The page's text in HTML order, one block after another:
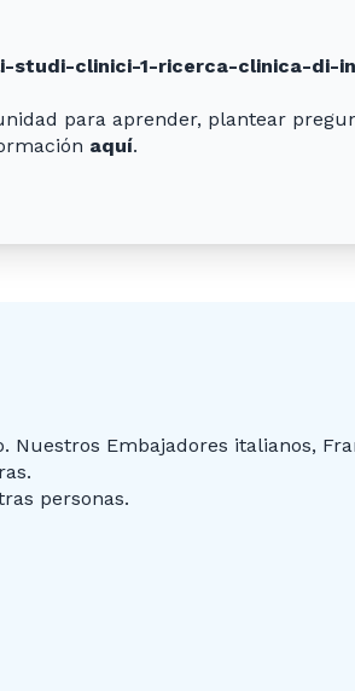
studi-clinici-1-ricerca-clinica-di-
para aprender, plantear
aquí.
Embajadores italianos,
personas.